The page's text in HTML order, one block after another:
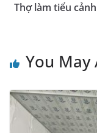
Thợ làm tiểu
You May